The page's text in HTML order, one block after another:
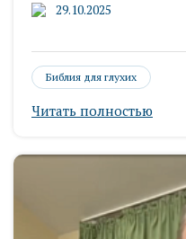
29.10.2025
Библия для глухих
Читать полностью